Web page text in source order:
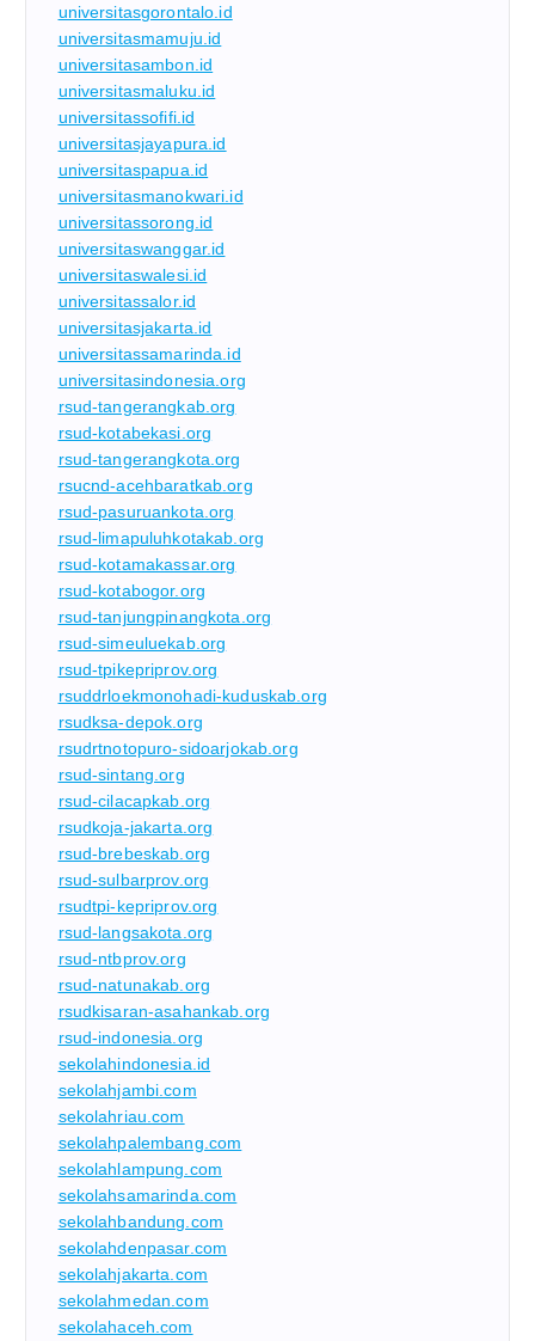
universitasgorontalo.id
universitasmamuju.id
universitasambon.id
universitasmaluku.id
universitassofifi.id
universitasjayapura.id
universitaspapua.id
universitasmanokwari.id
universitassorong.id
universitaswanggar.id
universitaswalesi.id
universitassalor.id
universitasjakarta.id
universitassamarinda.id
universitasindonesia.org
rsud-tangerangkab.org
rsud-kotabekasi.org
rsud-tangerangkota.org
rsucnd-acehbaratkab.org
rsud-pasuruankota.org
rsud-limapuluhkotakab.org
rsud-kotamakassar.org
rsud-kotabogor.org
rsud-tanjungpinangkota.org
rsud-simeuluekab.org
rsud-tpikepriprov.org
rsuddrloekmonohadi-kuduskab.org
rsudksa-depok.org
rsudrtnotopuro-sidoarjokab.org
rsud-sintang.org
rsud-cilacapkab.org
rsudkoja-jakarta.org
rsud-brebeskab.org
rsud-sulbarprov.org
rsudtpi-kepriprov.org
rsud-langsakota.org
rsud-ntbprov.org
rsud-natunakab.org
rsudkisaran-asahankab.org
rsud-indonesia.org
sekolahindonesia.id
sekolahjambi.com
sekolahriau.com
sekolahpalembang.com
sekolahlampung.com
sekolahsamarinda.com
sekolahbandung.com
sekolahdenpasar.com
sekolahjakarta.com
sekolahmedan.com
sekolahaceh.com